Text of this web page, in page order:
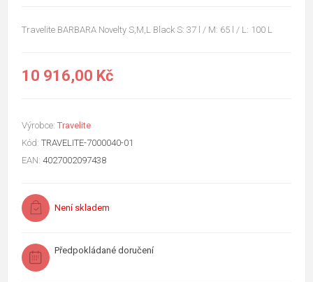
Travelite BARBARA Novelty S,M,L Black S: 37 l / M: 65 l / L: 100 L
10 916,00 Kč
Výrobce: Travelite
Kód: TRAVELITE-7000040-01
EAN: 4027002097438
Není skladem
Předpokládané doručení